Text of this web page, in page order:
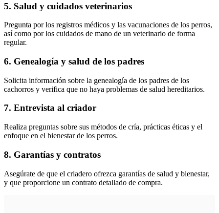
5. Salud y cuidados veterinarios
Pregunta por los registros médicos y las vacunaciones de los perros,
así como por los cuidados de mano de un veterinario de forma
regular.
6. Genealogía y salud de los padres
Solicita información sobre la genealogía de los padres de los
cachorros y verifica que no haya problemas de salud hereditarios.
7. Entrevista al criador
Realiza preguntas sobre sus métodos de cría, prácticas éticas y el
enfoque en el bienestar de los perros.
8. Garantías y contratos
Asegúrate de que el criadero ofrezca garantías de salud y bienestar,
y que proporcione un contrato detallado de compra.